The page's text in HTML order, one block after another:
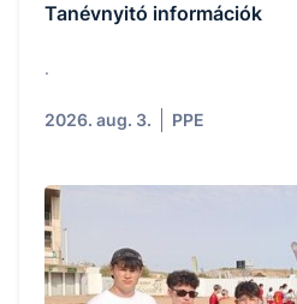
Tanévnyitó információk
.
2026. aug. 3. PPE